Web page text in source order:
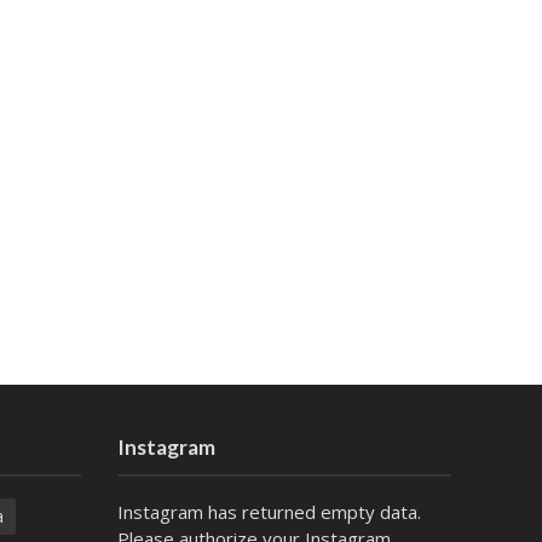
Instagram
Instagram has returned empty data.